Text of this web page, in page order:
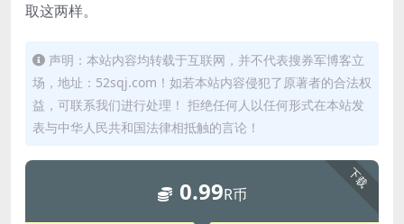
取这两样。
声明：本站内容均转载于互联网，并不代表搜券军博客立
场，地址：52sqj.com！如若本站内容侵犯了原著者的合法权
益，可联系我们进行处理！ 拒绝任何人以任何形式在本站发
表与中华人民共和国法律相抵触的言论！
下载
0.99R币